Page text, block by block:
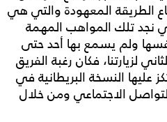
الطريقة المعهودة والتي هي
نجد تلك المواهب المهمة
ولم يسمع بها أحد حتى
لزيارتنا، فكان رغبة الفريق
النسخة البريطانية في
الاجتماعي ومن خلال